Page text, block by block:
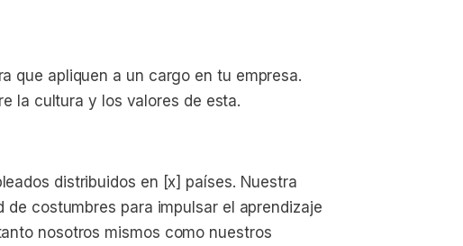
que apliquen a un cargo en tu empresa.
la cultura y los valores de esta.
distribuidos en [x] países. Nuestra
costumbres para impulsar el aprendizaje
nosotros mismos como nuestros